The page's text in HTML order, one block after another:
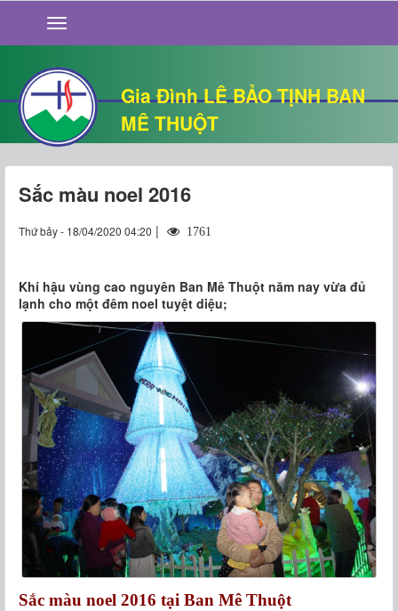
Gia Đình LÊ BẢO TỊNH BAN
MÊ THUỘT
GIỚI THIỆU
TIN TỨC
SỐNG ĐẠO
CHUYỆN NHÀ
QUÁN VĂN
THƯ GIÃN
Sắc màu noel 2016
Thứ bảy - 18/04/2020 04:20 | 1761
Khí hậu vùng cao nguyên Ban Mê Thuột năm nay vừa đủ
lạnh cho một đêm noel tuyệt diệu;
Sắc màu noel 2016 tại Ban Mê Thuột